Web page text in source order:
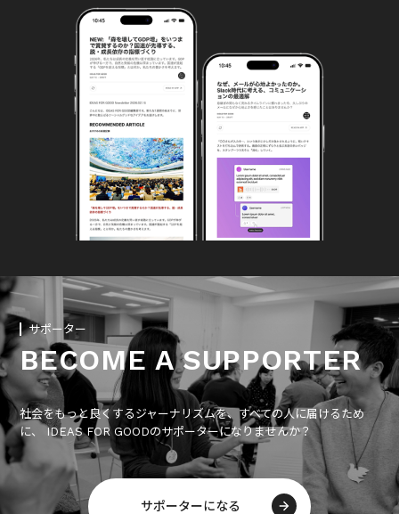
サポーター
BECOME A SUPPORTER
社会をもっと良くするジャーナリズムを、すべての人に届けるため
に、 IDEAS FOR GOODのサポーターになりませんか？
サポーターになる